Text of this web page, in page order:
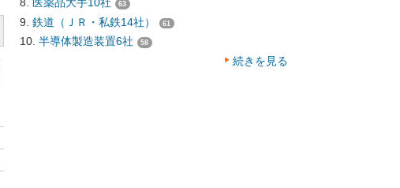
63
鉄道（ＪＲ・私鉄14社） 61
半導体製造装置6社 58
続きを見る